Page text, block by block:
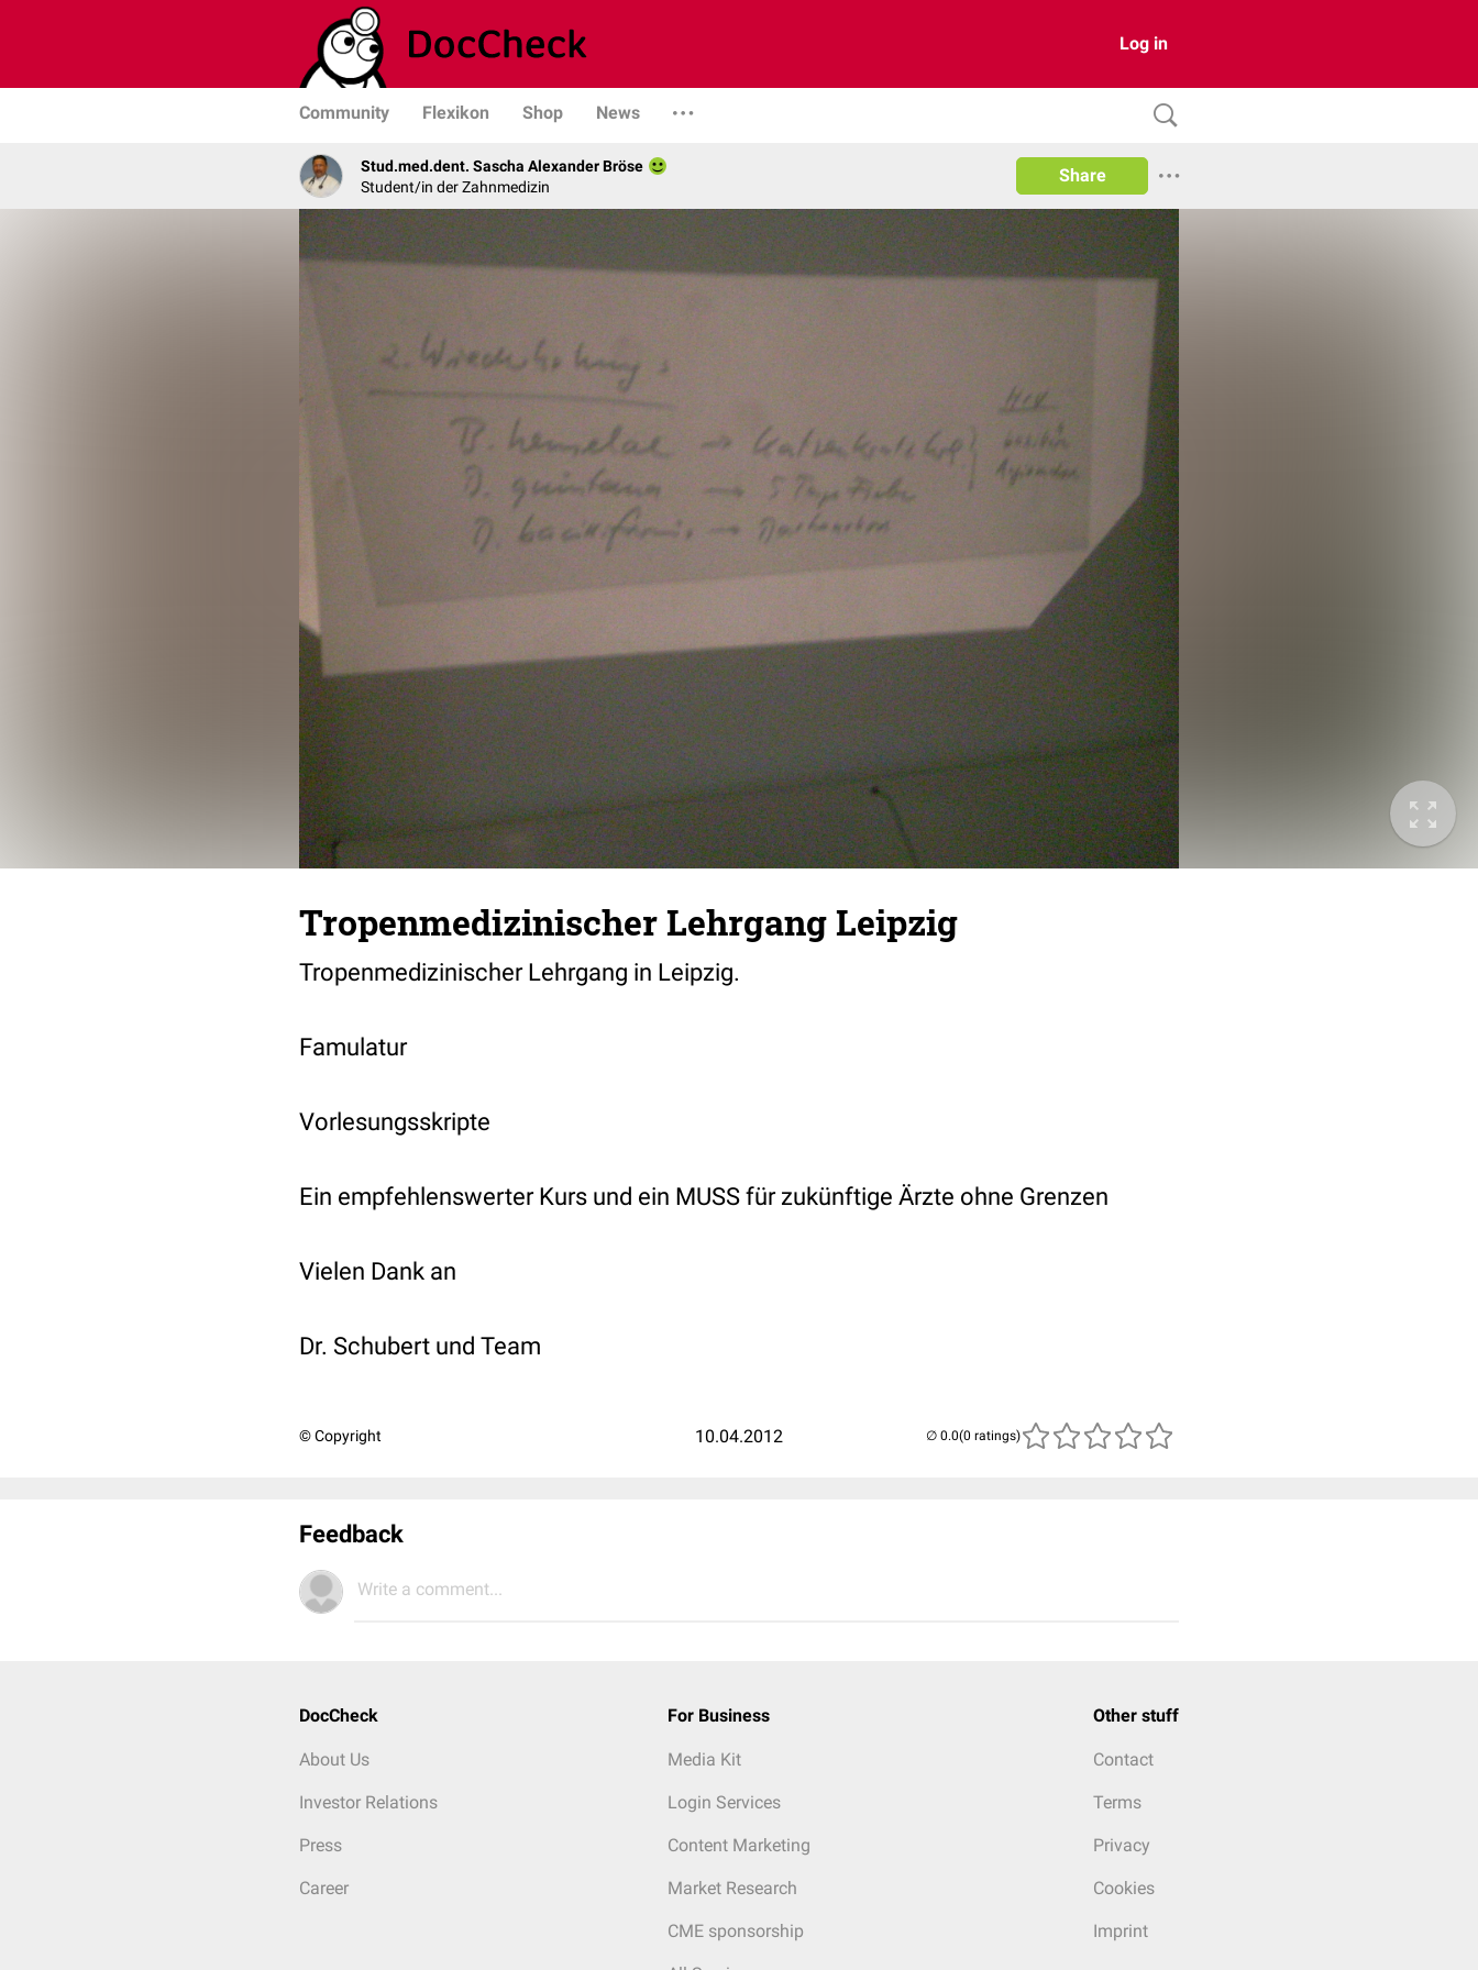
Log in
Community Flexikon Shop News
Stud.med.dent. Sascha Alexander Bröse
Student/in der Zahnmedizin
Share
Tropenmedizinischer Lehrgang Leipzig
Tropenmedizinischer Lehrgang in Leipzig.
Famulatur
Vorlesungsskripte
Ein empfehlenswerter Kurs und ein MUSS für zukünftige Ärzte ohne Grenzen
Vielen Dank an
Dr. Schubert und Team
© Copyright 10.04.2012 (0 ratings)
Feedback
Write a comment...
DocCheck
About Us
Investor Relations
Press
Career
For Business
Media Kit
Login Services
Content Marketing
Market Research
CME sponsorship
Other stuff
Contact
Terms
Privacy
Cookies
Imprint